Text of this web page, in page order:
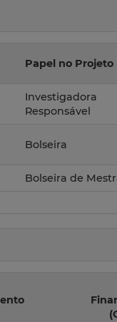
Papel no Projeto
Investigadora
Responsável
Bolseira
Bolseira de